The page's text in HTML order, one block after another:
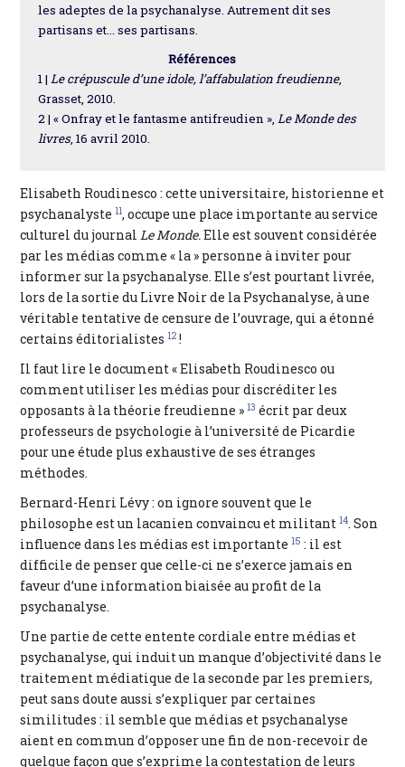
les adeptes de la psychanalyse. Autrement dit ses
partisans et... ses partisans.
Références
1 |Le crépuscule d’une idole, l’affabulation freudienne,
Grasset, 2010.
2 | « Onfray et le fantasme antifreudien »,Le Monde des
livres, 16 avril 2010.
Elisabeth Roudinesco : cette universitaire, historienne et
psychanalyste 11, occupe une place importante au service
culturel du journalLe Monde.Elle est souvent considérée
par les médias comme « la » personne à inviter pour
informer sur la psychanalyse. Elle s’est pourtant livrée,
lors de la sortie du Livre Noir de la Psychanalyse, à une
véritable tentative de censure de l’ouvrage, qui a étonné
certains éditorialistes 12 !
Il faut lire le document « Elisabeth Roudinesco ou
comment utiliser les médias pour discréditer les
opposants à la théorie freudienne » 13 écrit par deux
professeurs de psychologie à l’université de Picardie
pour une étude plus exhaustive de ses étranges
méthodes.
Bernard-Henri Lévy : on ignore souvent que le
philosophe est un lacanien convaincu et militant 14. Son
influence dans les médias est importante 15 : il est
difficile de penser que celle-ci ne s’exerce jamais en
faveur d’une information biaisée au profit de la
psychanalyse.
Une partie de cette entente cordiale entre médias et
psychanalyse, qui induit un manque d’objectivité dans le
traitement médiatique de la seconde par les premiers,
peut sans doute aussi s’expliquer par certaines
similitudes : il semble que médias et psychanalyse
aient en commun d’opposer une fin de non-recevoir de
quelque façon que s’exprime la contestation de leurs